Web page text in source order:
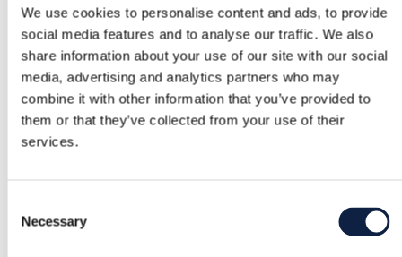
We use cookies to personalise content and ads, to provide
social media features and to analyse our traffic. We also
share information about your use of our site with our social
media, advertising and analytics partners who may
combine it with other information that you’ve provided to
them or that they’ve collected from your use of their
services.
Selection
Necessary
Nemokamas grąžinimas
Grąžiname pinigus, jei prekė defektuota arba neatitinka
aprašymo